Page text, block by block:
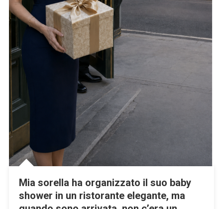
Mia sorella ha organizzato il suo baby
shower in un ristorante elegante, ma